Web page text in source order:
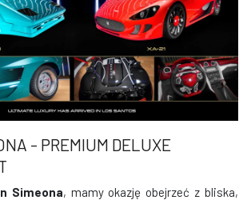
- PREMIUM DELUXE
Simeona, mamy okazję obejrzeć z bliska,